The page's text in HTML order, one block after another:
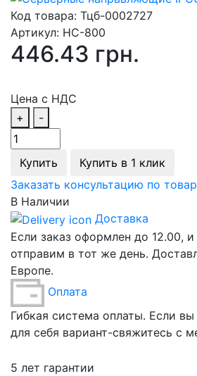
Код товара: Тцб-0002727
Артикул: НС-800
446.43 грн.
Цена с НДС
+
-
Купить
Купить в 1 клик
Заказать консультацию по
В Наличии
Доставка
Если заказ оформлен до 12.00,
отправим в тот же день.
Европе.
Оплата
Гибкая система оплаты. Если
для себя вариант-свяжитесь с
5 лет гарантии